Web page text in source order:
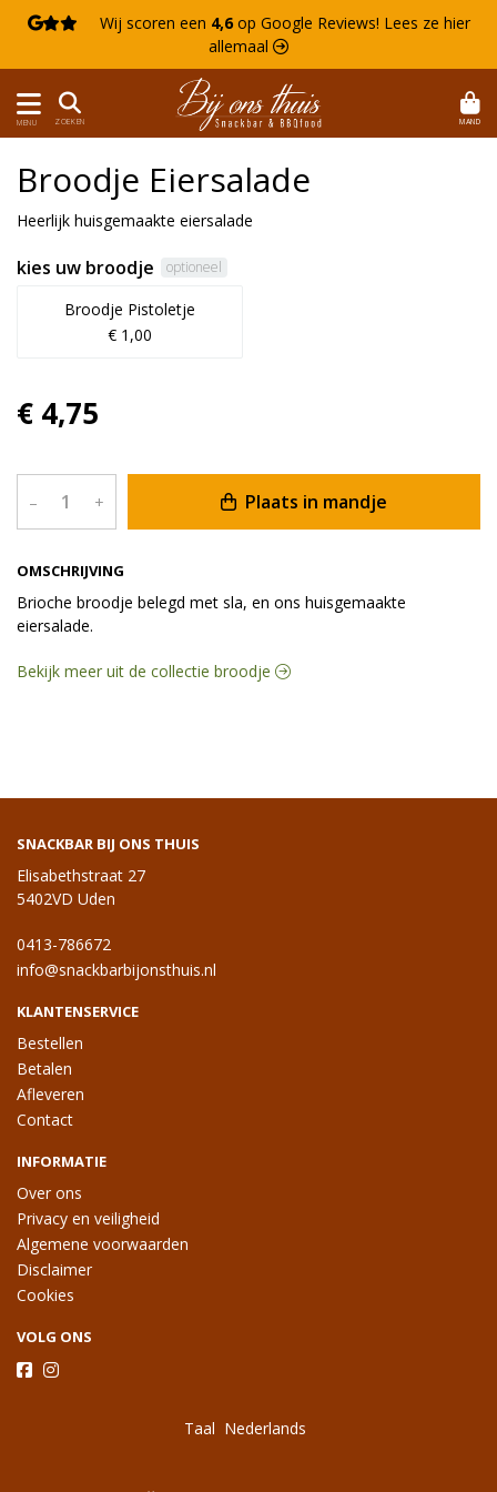
 Wij scoren een 4,6op Google Reviews! Lees ze hier
allemaal 
MENU ZOEKEN MAND
OMSCHRIJVING
Brioche broodje belegd met sla, en ons huisgemaakte
eiersalade.
Broodje Eiersalade
Heerlijk huisgemaakte eiersalade
kies uw broodje optioneel
Broodje Pistoletje
€ 1,00
€ 4,75
– + Plaats in mandje
Bekijk meer uit de collectie broodje
SNACKBAR BIJ ONS THUIS
Elisabethstraat 27
5402VD Uden
0413-786672
info@snackbarbijonsthuis.nl
KLANTENSERVICE
Bestellen
Betalen
Afleveren
Contact
INFORMATIE
Over ons
Privacy en veiligheid
Algemene voorwaarden
Disclaimer
Cookies
VOLG ONS
Taal